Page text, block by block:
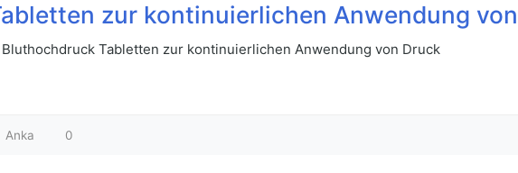
zur kontinuierlichen Anwendung
Tabletten zur kontinuierlichen Anwendung von Druck
Anka 0